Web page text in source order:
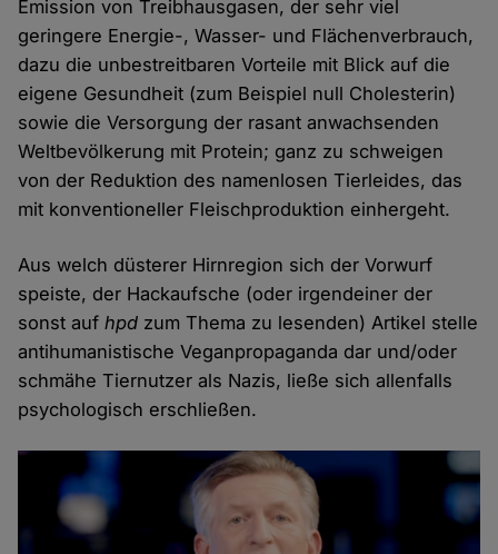
Emission von Treibhausgasen, der sehr viel
geringere Energie-, Wasser- und Flächenverbrauch,
dazu die unbestreitbaren Vorteile mit Blick auf die
eigene Gesundheit (zum Beispiel null Cholesterin)
sowie die Versorgung der rasant anwachsenden
Weltbevölkerung mit Protein; ganz zu schweigen
von der Reduktion des namenlosen Tierleides, das
mit konventioneller Fleischproduktion einhergeht.
Aus welch düsterer Hirnregion sich der Vorwurf
speiste, der Hackaufsche (oder irgendeiner der
sonst aufhpd zum Thema zu lesenden) Artikel stelle
antihumanistische Veganpropaganda dar und/oder
schmähe Tiernutzer als Nazis, ließe sich allenfalls
psychologisch erschließen.